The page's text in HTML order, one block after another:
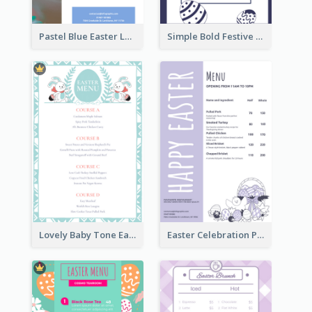
Pastel Blue Easter Lunch Menu Design Template Simple Bold Festive Menu Design Idea
Lovely Baby Tone Easter Menu Design Template Easter Celebration Purple Dinner Menu Design